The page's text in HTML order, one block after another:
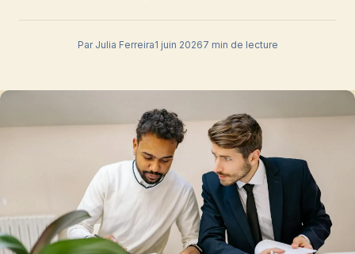
Par Julia Ferreira1 juin 20267 min de lecture